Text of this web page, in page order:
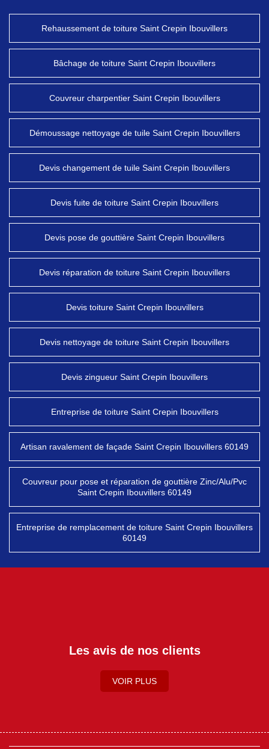
Rehaussement de toiture Saint Crepin Ibouvillers
Bâchage de toiture Saint Crepin Ibouvillers
Couvreur charpentier Saint Crepin Ibouvillers
Démoussage nettoyage de tuile Saint Crepin Ibouvillers
Devis changement de tuile Saint Crepin Ibouvillers
Devis fuite de toiture Saint Crepin Ibouvillers
Devis pose de gouttière Saint Crepin Ibouvillers
Devis réparation de toiture Saint Crepin Ibouvillers
Devis toiture Saint Crepin Ibouvillers
Devis nettoyage de toiture Saint Crepin Ibouvillers
Devis zingueur Saint Crepin Ibouvillers
Entreprise de toiture Saint Crepin Ibouvillers
Artisan ravalement de façade Saint Crepin Ibouvillers 60149
Couvreur pour pose et réparation de gouttière Zinc/Alu/Pvc
Saint Crepin Ibouvillers 60149
Entreprise de remplacement de toiture Saint Crepin Ibouvillers
60149
Les avis de nos clients
VOIR PLUS